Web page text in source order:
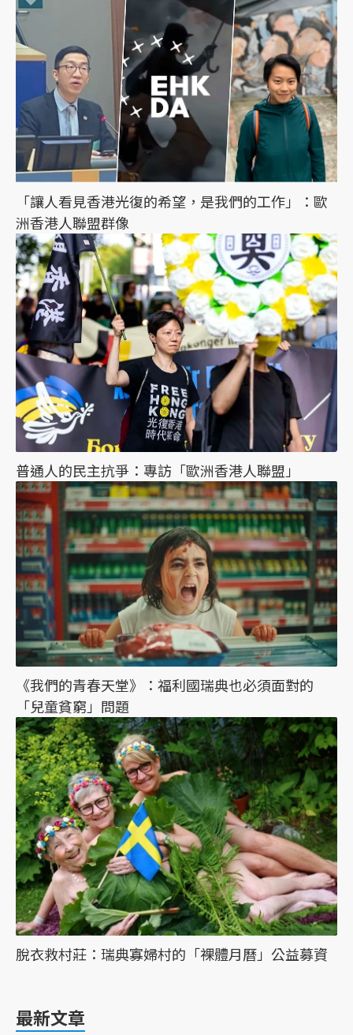
「讓人看見香港光復的希望，是我們的工作」：歐
洲香港人聯盟群像
普通人的民主抗爭：專訪「歐洲香港人聯盟」
《我們的青春天堂》：福利國瑞典也必須面對的
「兒童貧窮」問題
脫衣救村莊：瑞典寡婦村的「裸體月曆」公益募資
最新文章